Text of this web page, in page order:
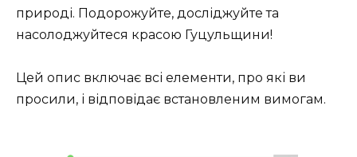
природі. Подорожуйте, досліджуйте та
насолоджуйтеся красою Гуцульщини!
Цей опис включає всі елементи, про які ви
просили, і відповідає встановленим вимогам.